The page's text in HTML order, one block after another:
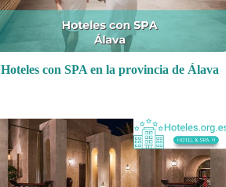
Hoteles con SPA en la provincia de Álava